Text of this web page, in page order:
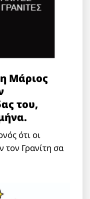
Μάριος
του,
ότι οι
τον Γρανίτη σα